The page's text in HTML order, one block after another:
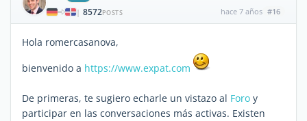
| 8572POSTS hace 7 años #16
Hola romercasanova,
bienvenido a https://www.expat.com
De primeras, te sugiero echarle un vistazo al Foro y
participar en las conversaciones más activas. Existen